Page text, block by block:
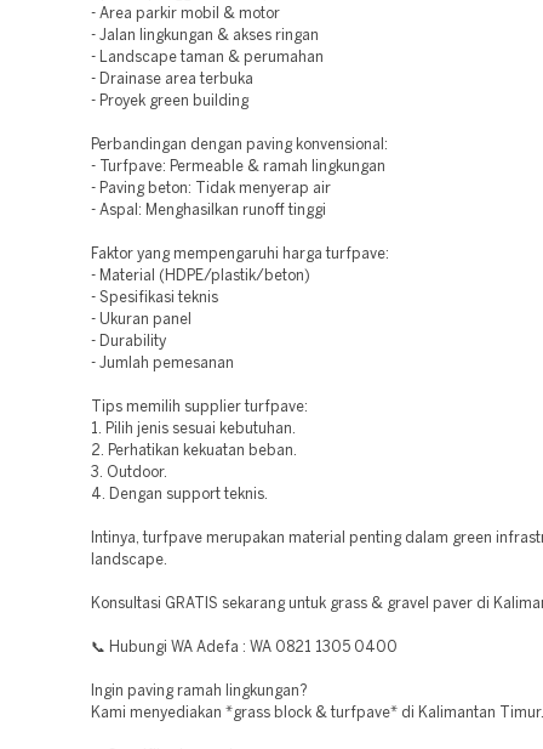
- Area parkir mobil & motor
- Jalan lingkungan & akses ringan
- Landscape taman & perumahan
- Drainase area terbuka
- Proyek green building
Perbandingan dengan paving konvensional:
- Turfpave: Permeable & ramah lingkungan
- Paving beton: Tidak menyerap air
- Aspal: Menghasilkan runoff tinggi
Faktor yang mempengaruhi harga turfpave:
- Material (HDPE/plastik/beton)
- Spesifikasi teknis
- Ukuran panel
- Durability
- Jumlah pemesanan
Tips memilih supplier turfpave:
1. Pilih jenis sesuai kebutuhan.
2. Perhatikan kekuatan beban.
3. Outdoor.
4. Dengan support teknis.
Intinya, turfpave merupakan material penting dalam green
landscape.
Konsultasi GRATIS sekarang untuk grass & gravel paver di
📞 Hubungi WA Adefa : WA 0821 1305 0400
Ingin paving ramah lingkungan?
Kami menyediakan *grass block & turfpave* di Kalimantan Timur.